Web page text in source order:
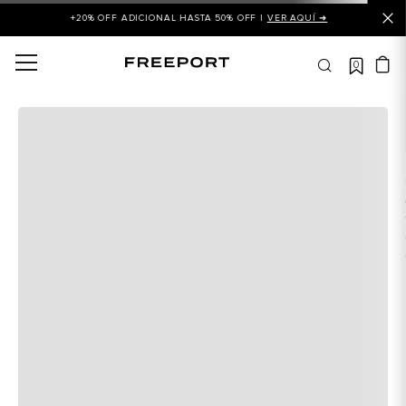
+20% OFF ADICIONAL HASTA 50% OFF | VER AQUÍ ➜
0